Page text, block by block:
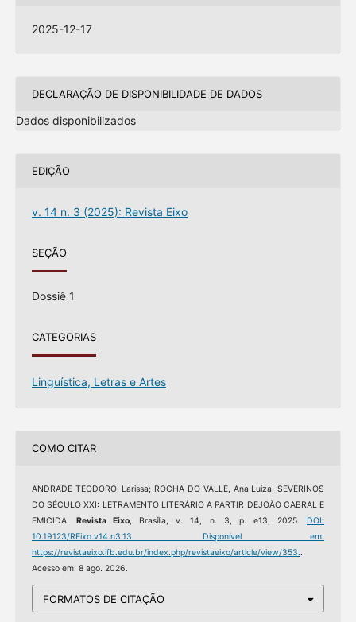
2025-12-17
DECLARAÇÃO DE DISPONIBILIDADE DE DADOS
Dados disponibilizados
EDIÇÃO
v. 14 n. 3 (2025): Revista Eixo
SEÇÃO
Dossiê 1
CATEGORIAS
Linguística, Letras e Artes
COMO CITAR
ANDRADE TEODORO, Larissa; ROCHA DO VALLE, Ana Luiza. SEVERINOS
DO SÉCULO XXI: LETRAMENTO LITERÁRIO A PARTIR DEJOÃO CABRAL E
EMICIDA.Revista Eixo, Brasília, v. 14, n. 3, p. e13, 2025. DOI:
10.19123/REixo.v14.n3.13. Disponível em:
https://revistaeixo.ifb.edu.br/index.php/revistaeixo/article/view/353..
Acesso em: 8 ago. 2026.
FORMATOS DE CITAÇÃO